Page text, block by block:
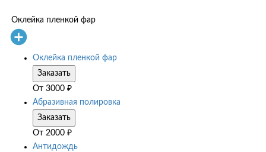
Оклейка пленкой фар
Оклейка пленкой фар
Заказать
От 3000 ₽
Абразивная полировка
Заказать
От 2000 ₽
Антидождь